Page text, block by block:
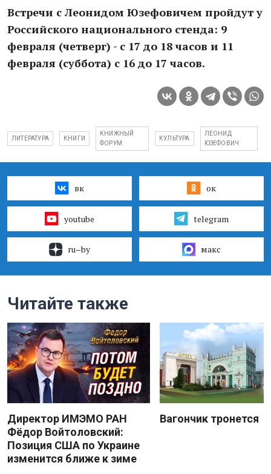
Встречи с Леонидом Юзефовичем пройдут у
Российского национального стенда: 9
февраля (четверг) - с 17 до 18 часов и 11
февраля (суббота) с 16 до 17 часов.
ЛИТЕРАТУРА КНИГИ
КНИЖНЫЙ
ФОРУМ
КУЛЬТУРА
ЛЕОНИД
ЮЗЕФОВИЧ
вк ок
youtube telegram
ru–by макс
Читайте также
Директор ИМЭМО РАН
Фёдор Войтоловский:
Позиция США по Украине
изменится ближе к зиме
Вагончик тронется